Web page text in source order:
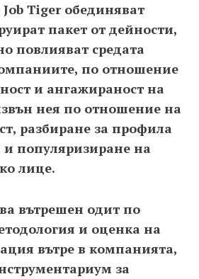
Job Tiger обединяват
пакет от дейности,
повлияват средата
по отношение
и ангажираност на
нея по отношение на
разбиране за профила
популяризиране на
лице.
вътрешен одит по
и оценка на
вътре в компанията,
за